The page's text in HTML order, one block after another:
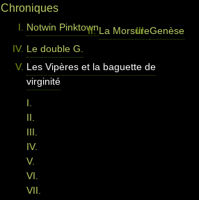
Chroniques
Notwin PinktownLa MorsureGenèse
Le double G.
Les Vipères et la baguette de
virginité
I.
II.
III.
IV.
V.
VI.
VII.